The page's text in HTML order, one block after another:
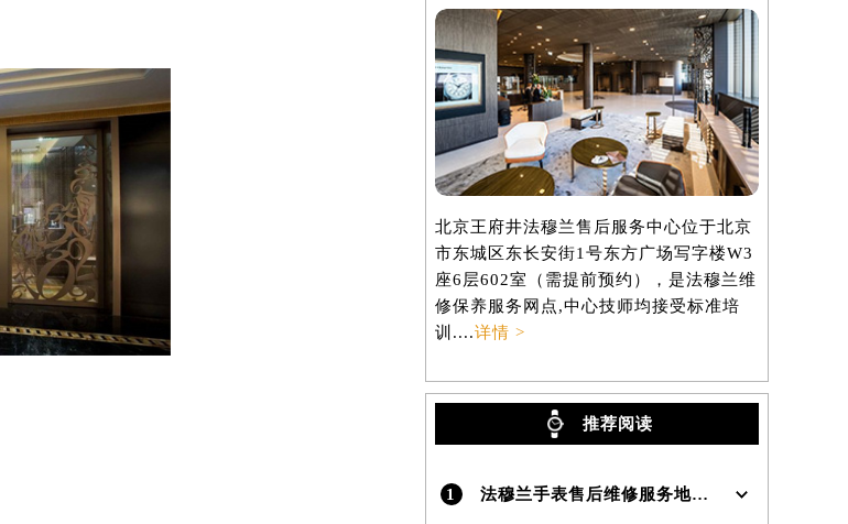
室（需提前预约）
（需提前预约）
室（需提前预约）
室（需提前预约）
提前预约）
室（需提前预约）
室（需提前预约）
字楼（芙蓉广场）10层13室（需提前预约）
提前预约）
店）3层整层（需提前预约）
店）1层整层（需提前预约）
17层17-B（需提前预约）
室（需提前预约）
北京王府井法穆兰售后服务中心位于北京
市东城区东长安街1号东方广场写字楼W3
座6层602室（需提前预约），是法穆兰维
修保养服务网点,中心技师均接受标准培
训....详情 >
推荐阅读
1 法穆兰手表售后维修服务地点在哪里呢？